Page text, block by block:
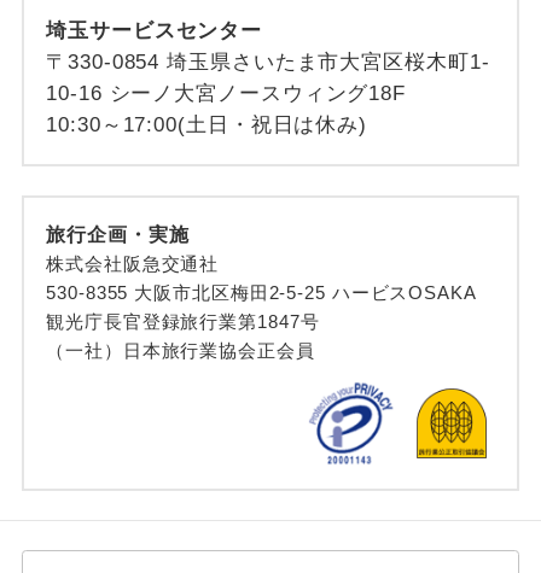
埼玉サービスセンター
〒330-0854 埼玉県さいたま市大宮区桜木町1-
10-16 シーノ大宮ノースウィング18F
10:30～17:00(土日・祝日は休み)
旅行企画・実施
株式会社阪急交通社
530-8355 大阪市北区梅田2-5-25 ハービスOSAKA
観光庁長官登録旅行業第1847号
（一社）日本旅行業協会正会員